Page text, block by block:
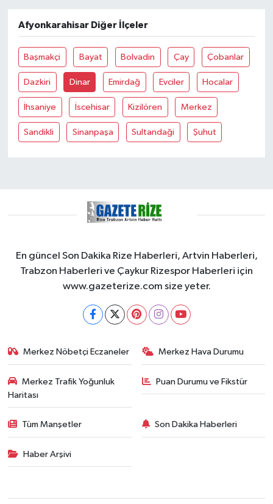
Afyonkarahisar Diğer İlçeler
Başmakçi Bayat Bolvadin Çay Çobanlar
Dazkiri Dinar Emirdağ Evciler Hocalar
İhsaniye İscehisar Kizilören Merkez
Sandikli Sinanpaşa Sultandaği Şuhut
En güncel Son Dakika Rize Haberleri, Artvin Haberleri,
Trabzon Haberleri ve Çaykur Rizespor Haberleri için
www.gazeterize.com size yeter.
Merkez Nöbetçi Eczaneler Merkez Hava Durumu
Merkez Trafik Yoğunluk
Haritası
Puan Durumu ve Fikstür
Tüm Manşetler Son Dakika Haberleri
Haber Arşivi
Güvenlik
HABERDE İNSAN
İNSAN
İş Dünyası
MAGAZİN
SPOR HABERLERİ
TEKNOLOJİ